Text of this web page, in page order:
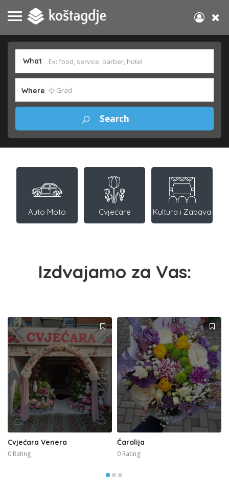
What
Where
Auto Moto Cvjećare Kultura i Zabava
Izdvajamo za Vas:
Cvjećara Venera
0 Rating
Čarolija
0 Rating